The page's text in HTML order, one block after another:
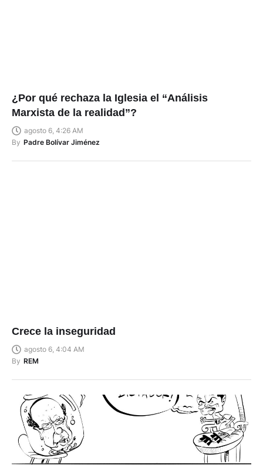
¿Por qué rechaza la Iglesia el “Análisis
Marxista de la realidad”?
agosto 6, 4:26 AM
By Padre Bolívar Jiménez
Crece la inseguridad
agosto 6, 4:04 AM
By REM